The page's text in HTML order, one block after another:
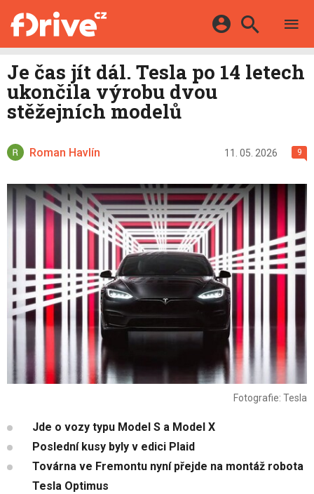
KATALOG
MAPA STANIC
DALŠÍ
HYBRIDY
E-MOTORSPORT
OSTATNÍ
Facebook Google
Je čas jít dál. Tesla po 14 letech
ukončila výrobu dvou
stěžejních modelů
Roman Havlín 11. 05. 2026 9
Fotografie: Tesla
Jde o vozy typu Model S a Model X
Poslední kusy byly v edici Plaid
Továrna ve Fremontu nyní přejde na montáž robota
Tesla Optimus